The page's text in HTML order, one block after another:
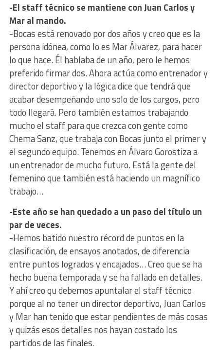
-El staff técnico se mantiene con Juan Carlos y
Mar al mando.
-Bocas está renovado por dos años y creo que es la
persona idónea, como lo es Mar Álvarez, para hacer
lo que hace. Él hablaba de un año, pero le hemos
preferido firmar dos. Ahora actúa como entrenador y
director deportivo y la lógica dice que tendrá que
acabar desempeñando uno solo de los cargos, pero
todo llegará. Pero también estamos trabajando
mucho el staff para que crezca con gente como
Chema Sanz, que trabaja con Bocas junto el primer y
el segundo equipo. Tenemos en Álvaro Gorostiza a
un entrenador de mucho futuro. Está la gente del
femenino que también está haciendo un magnífico
trabajo…
-Este año se han quedado a un paso del título un
par de veces.
-Hemos batido nuestro récord de puntos en la
clasificación, de ensayos anotados, de diferencia
entre puntos logrados y encajados… Creo que se ha
hecho buena temporada y se ha fallado en detalles.
Y ahí creo qu debemos apuntalar el staff técnico
porque al no tener un director deportivo, Juan Carlos
y Mar han tenido que estar pendientes de más cosas
y quizás esos detalles nos hayan costado los
partidos de las finales.